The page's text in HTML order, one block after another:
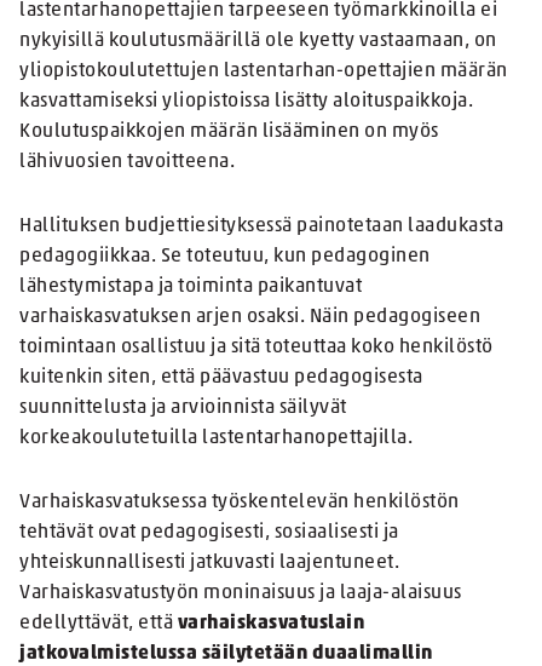
lastentarhanopettajien tarpeeseen työmarkkinoilla ei
nykyisillä koulutusmäärillä ole kyetty vastaamaan, on
yliopistokoulutettujen lastentarhan-opettajien määrän
kasvattamiseksi yliopistoissa lisätty aloituspaikkoja.
Koulutuspaikkojen määrän lisääminen on myös
lähivuosien tavoitteena.
Hallituksen budjettiesityksessä painotetaan laadukasta
pedagogiikkaa. Se toteutuu, kun pedagoginen
lähestymistapa ja toiminta paikantuvat
varhaiskasvatuksen arjen osaksi. Näin pedagogiseen
toimintaan osallistuu ja sitä toteuttaa koko henkilöstö
kuitenkin siten, että päävastuu pedagogisesta
suunnittelusta ja arvioinnista säilyvät
korkeakoulutetuilla lastentarhanopettajilla.
Varhaiskasvatuksessa työskentelevän henkilöstön
tehtävät ovat pedagogisesti, sosiaalisesti ja
yhteiskunnallisesti jatkuvasti laajentuneet.
Varhaiskasvatustyön moninaisuus ja laaja-alaisuus
edellyttävät, että varhaiskasvatuslain
jatkovalmistelussa säilytetään duaalimallin